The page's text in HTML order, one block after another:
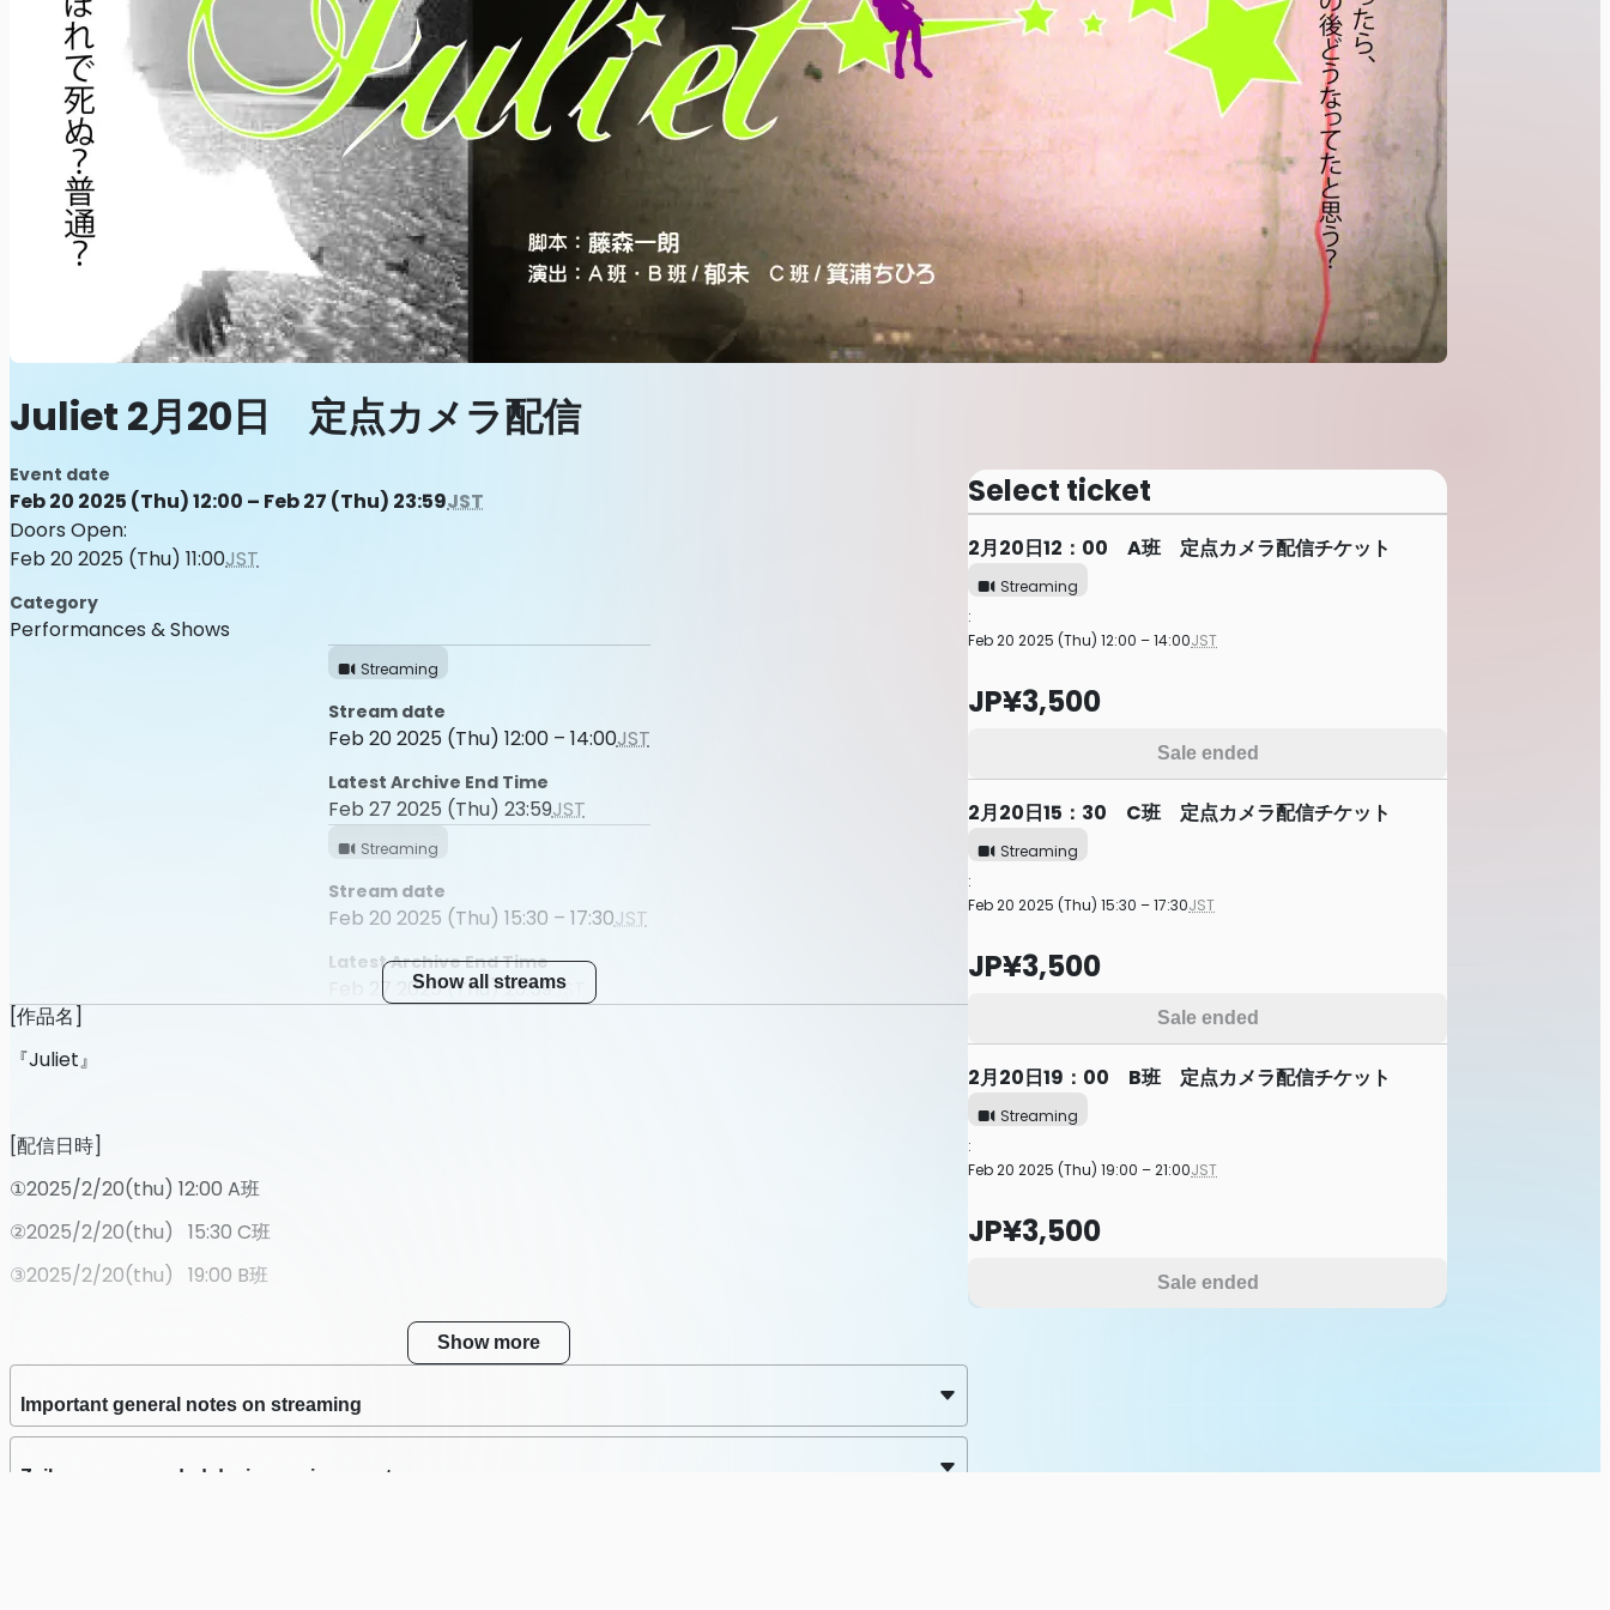
Juliet 2月20日 定点カメラ配信
Event date
Feb 20 2025 (Thu) 12:00 – Feb 27 (Thu) 23:59JST
Doors Open:
Feb 20 2025 (Thu) 11:00JST
Category
Performances & Shows
Streaming
Stream date
Feb 20 2025 (Thu) 12:00 – 14:00JST
Latest Archive End Time
Feb 27 2025 (Thu) 23:59JST
Streaming
Stream date
Feb 20 2025 (Thu) 15:30 – 17:30JST
Latest Archive End Time
Feb 27 2025 (Thu) 23:59JST
Show all streams
[作品名]
『Juliet』
[配信日時]
①2025/2/20(thu) 12:00 A班
②2025/2/20(thu) 15:30 C班
③2025/2/20(thu) 19:00 B班
①②③～2/27(thu) 昼12:00まで
Show more
Important general notes on streaming
Zaiko recommended device environment
Select ticket
2月20日12：00 A班 定点カメラ配信チケット
Streaming
:
Feb 20 2025 (Thu) 12:00 – 14:00JST
JP¥3,500
Sale ended
2月20日15：30 C班 定点カメラ配信チケット
Streaming
:
Feb 20 2025 (Thu) 15:30 – 17:30JST
JP¥3,500
Sale ended
2月20日19：00 B班 定点カメラ配信チケット
Streaming
:
Feb 20 2025 (Thu) 19:00 – 21:00JST
JP¥3,500
Sale ended